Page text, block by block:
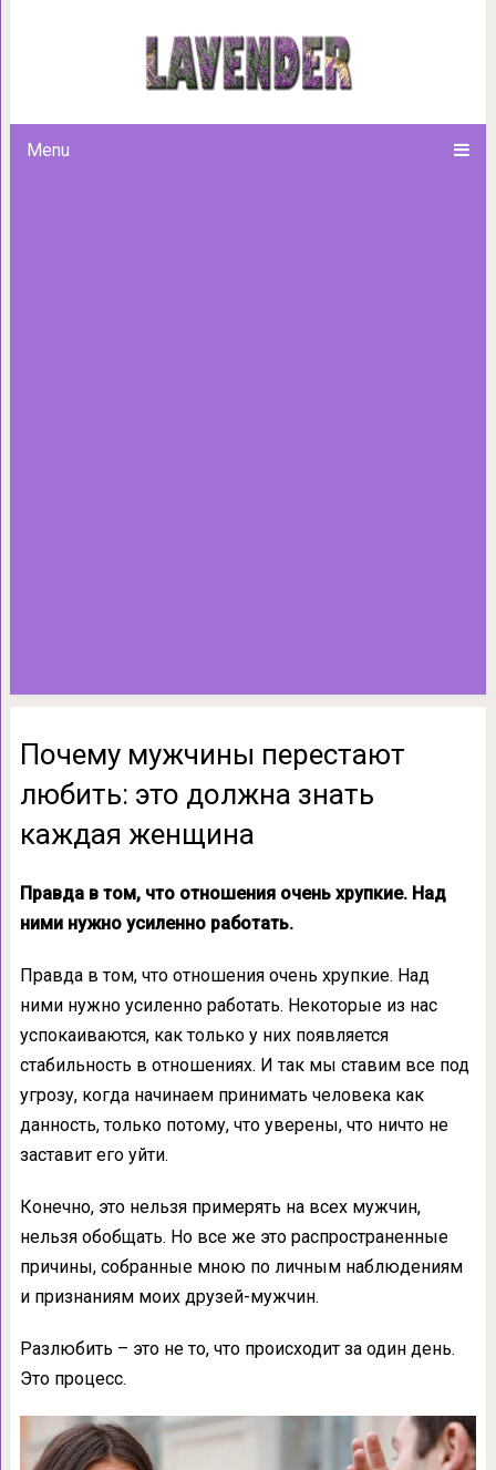
Menu
Почему мужчины
Почему мужчины перестают
любить: это должна знать
каждая женщина
Правда в том, что отношения очень хрупкие. Над
ними нужно усиленно работать.
Правда в том, что отношения очень хрупкие. Над
ними нужно усиленно работать. Некоторые из нас
успокаиваются, как только у них появляется
стабильность в отношениях. И так мы ставим все под
угрозу, когда начинаем принимать человека как
данность, только потому, что уверены, что ничто не
заставит его уйти.
Конечно, это нельзя примерять на всех мужчин,
нельзя обобщать. Но все же это распространенные
причины, собранные мною по личным наблюдениям
и признаниям моих друзей-мужчин.
Разлюбить – это не то, что происходит за один день.
Это процесс.